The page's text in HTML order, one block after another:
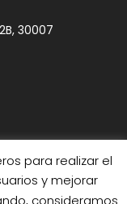
30007
para realizar el
y mejorar
consideramos